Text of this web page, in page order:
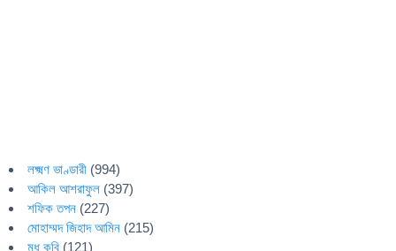
লক্ষ্মণ ভাণ্ডারী (994)
আকিল আশরাফুল (397)
শফিক তপন (227)
মোহাম্মদ জিহাদ আমিন (215)
মধু কবি (121)